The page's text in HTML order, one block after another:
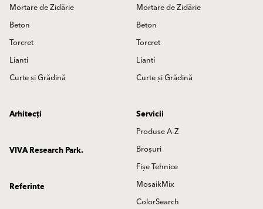
Mortare de Zidărie
Beton
Torcret
Lianti
Curte și Grădină
Mortare de Zidărie
Beton
Torcret
Lianti
Curte și Grădină
Arhitecți
Servicii
Produse A-Z
Broșuri
Fișe Tehnice
MosaikMix
ColorSearch
VIVA Research Park.
Referinte